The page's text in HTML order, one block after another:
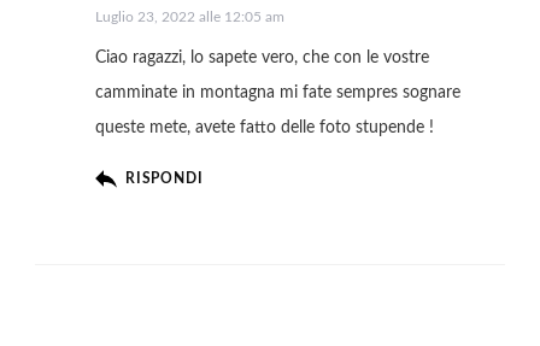
Luglio 23, 2022 alle 12:05 am
Ciao ragazzi, lo sapete vero, che con le vostre
camminate in montagna mi fate sempres sognare
queste mete, avete fatto delle foto stupende !
RISPONDI